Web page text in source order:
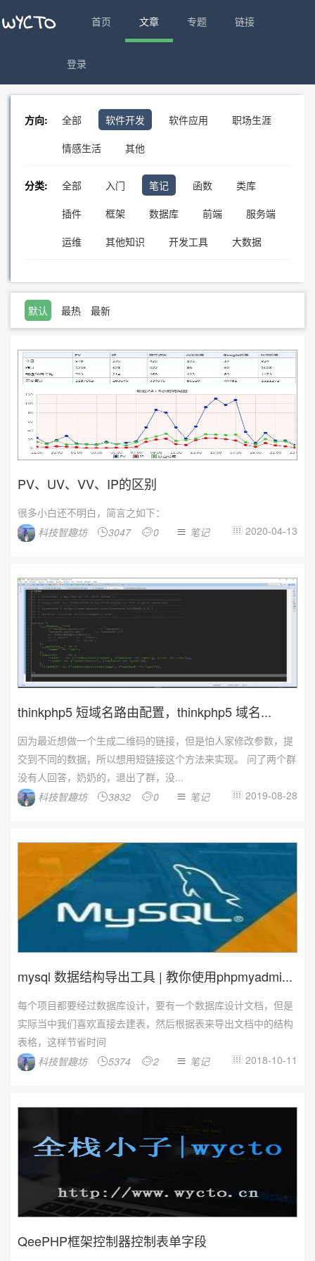
首页 文章 专题 链接
登录
方向: 全部 软件开发 软件应用
职场生涯
情感生活
其他
分类: 全部 入门 笔记 函数
类库
插件
框架 数据库 前端
服务端
运维
其他知识 开发工具 大数据
默认 最热 最新
PV、UV、VV、IP的区别
很多小白还不明白，简言之如下：
科技智趣坊
3047 0  笔记  2020-04-13
thinkphp5 短域名路由配置，thinkphp5 域名...
因为最近想做一个生成二维码的链接，但是怕人家修改参数，提
交到不同的数据，所以想用短链接这个方法来实现。 问了两个群
没有人回答，奶奶的，退出了群，没...
科技智趣坊
3832 0  笔记  2019-08-28
mysql 数据结构导出工具 | 教你使用phpmyadmi...
每个项目都要经过数据库设计，要有一个数据库设计文档，但是
实际当中我们喜欢直接去建表，然后根据表来导出文档中的结构
表格，这样节省时间
科技智趣坊
5374 2  笔记  2018-10-11
QeePHP框架控制器控制表单字段